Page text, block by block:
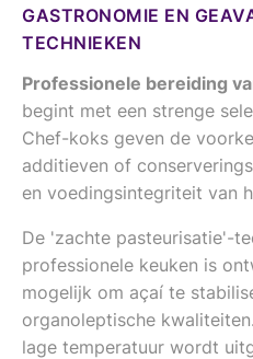
GASTRONOMIE EN
TECHNIEKEN
Professionele bereiding
begint met een strenge
Chef-koks geven de
additieven of
en voedingsintegriteit van
De 'zachte pasteurisatie'-
professionele keuken is
mogelijk om açaí te
organoleptische
lage temperatuur wordt